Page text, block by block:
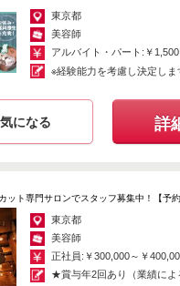
東京都
美容師
アルバイト・パート:￥1,500～￥
※経験能力を考慮し決定しま
気になる 詳
ト専門サロンでスタッフ募集中！【予約
東京都
美容師
正社員:￥300,000～￥
★賞与年2回あり（業績によ